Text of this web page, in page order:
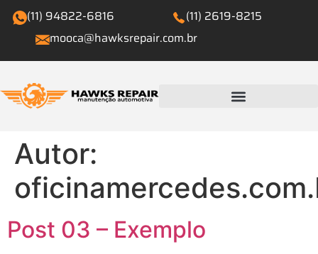
(11) 94822-6816
(11) 2619-8215
mooca@hawksrepair.com.br
Autor:
Post 03 – Exemplo